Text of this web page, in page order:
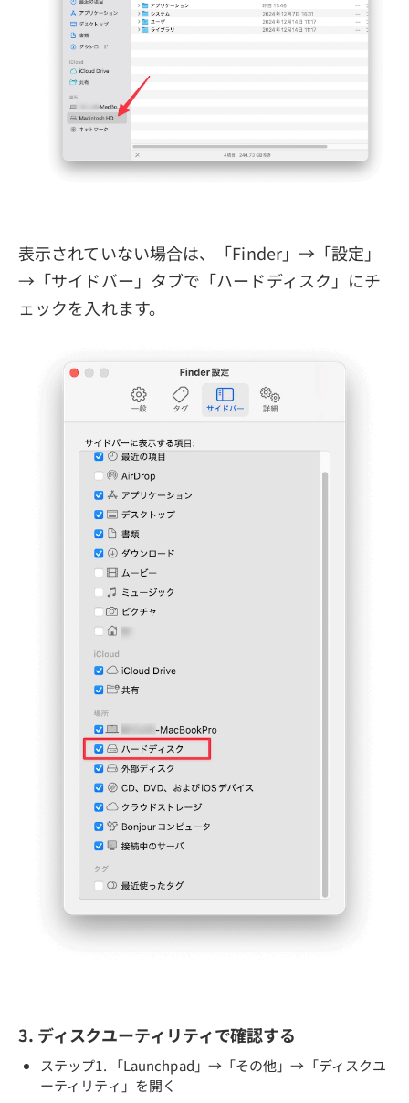
表示されていない場合は、「Finder」→「設定」
→「サイドバー」タブで「ハードディスク」にチ
ェックを入れます。
3. ディスクユーティリティで確認する
ステップ1. 「Launchpad」→「その他」→「ディスクユ
ーティリティ」を開く